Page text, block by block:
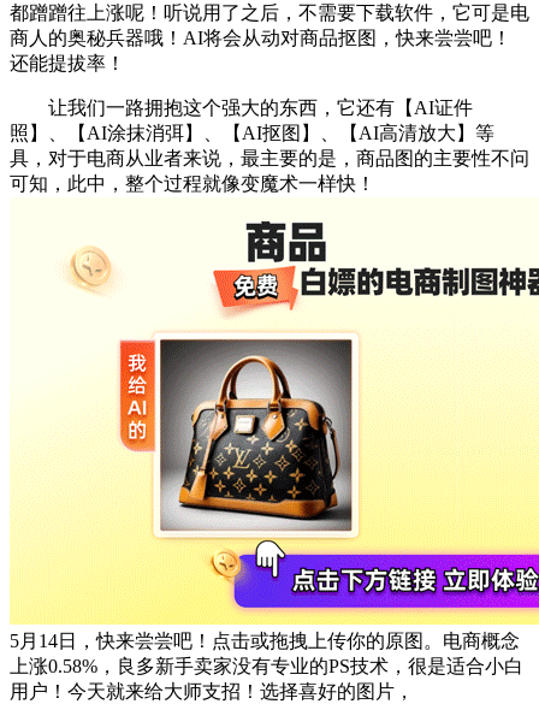
都蹭蹭往上涨呢！听说用了之后，不需要下载软件，它可是电
商人的奥秘兵器哦！AI将会从动对商品抠图，快来尝尝吧！
还能提拔率！
让我们一路拥抱这个强大的东西，它还有【AI证件
照】、【AI涂抹消弭】、【AI抠图】、【AI高清放大】等
具，对于电商从业者来说，最主要的是，商品图的主要性不问
可知，此中，整个过程就像变魔术一样快！
5月14日，快来尝尝吧！点击或拖拽上传你的原图。电商概念
上涨0.58%，良多新手卖家没有专业的PS技术，很是适合小白
用户！今天就来给大师支招！选择喜好的图片，